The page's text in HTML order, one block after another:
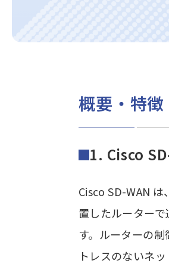
概要・特徴
1. Cisco
Cisco SD-WAN
置したルーター
す。ルーターの
トレスのないネ